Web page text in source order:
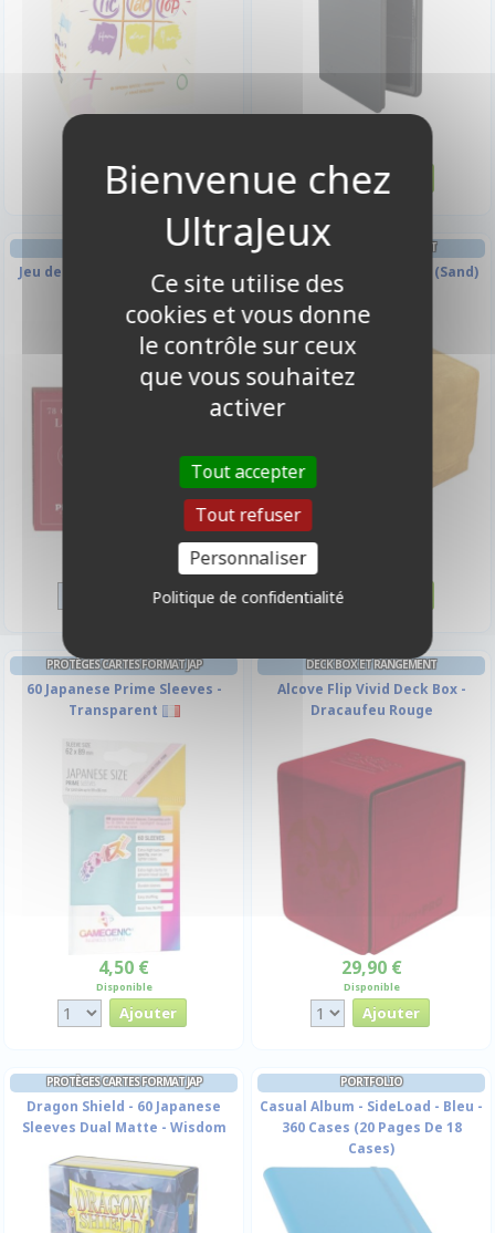
Jeu de Tarot - 78 cartes - LUXE
DECK BOX ET RANGEMENT
Sidekick 100+ XL - Sable (Sand)
PROTÈGES CARTES FORMAT JAP
60 Japanese Prime Sleeves -
Transparent
4,50 €
Disponible
DECK BOX ET RANGEMENT
Alcove Flip Vivid Deck Box -
Dracaufeu Rouge
29,90 €
Disponible
PROTÈGES CARTES FORMAT JAP
Dragon Shield - 60 Japanese
Sleeves Dual Matte - Wisdom
PORTFOLIO
Casual Album - SideLoad - Bleu -
360 Cases (20 Pages De 18
Cases)
Ce site utilise des
cookies et vous donne
le contrôle sur ceux
que vous souhaitez
activer
Tout accepter
Tout refuser
Personnaliser
Politique de confidentialité